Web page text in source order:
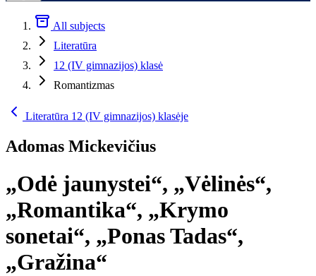
All subjects
Literatūra
12 (IV gimnazijos) klasė
Romantizmas
Literatūra 12 (IV gimnazijos) klasėje
Adomas Mickevičius
„Odė jaunystei“, „Vėlinės“,
„Romantika“, „Krymo
sonetai“, „Ponas Tadas“,
„Gražina“